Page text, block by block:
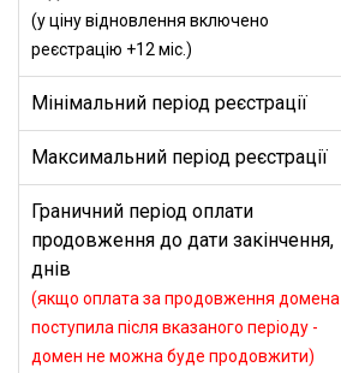
(у ціну відновлення включено
реєстрацію +12 міс.)
Мінімальний період реєстрації
Максимальний період реєстрації
Граничний період оплати
продовження до дати закінчення,
днів
(якщо оплата за продовження домена
поступила після вказаного періоду -
домен не можна буде продовжити)